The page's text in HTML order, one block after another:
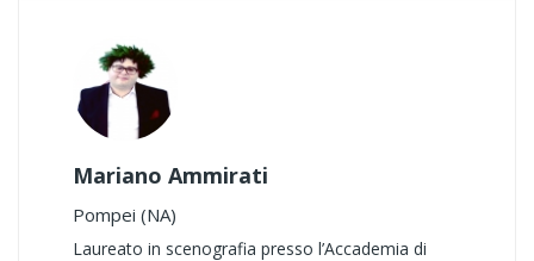
Mariano Ammirati
Pompei (NA)
Laureato in scenografia presso l’Accademia di